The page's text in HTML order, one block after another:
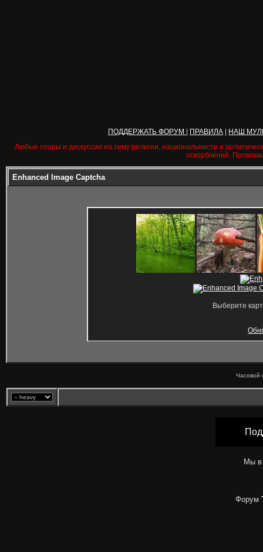
ПОДДЕРЖАТЬ ФОРУМ ПРАВИЛА
НАШ
Любые споры и дискуссии на тему религии, национальности и
оскорблений.
Enhanced Image Captcha
Выберите
Часовой
Мы в
Форум